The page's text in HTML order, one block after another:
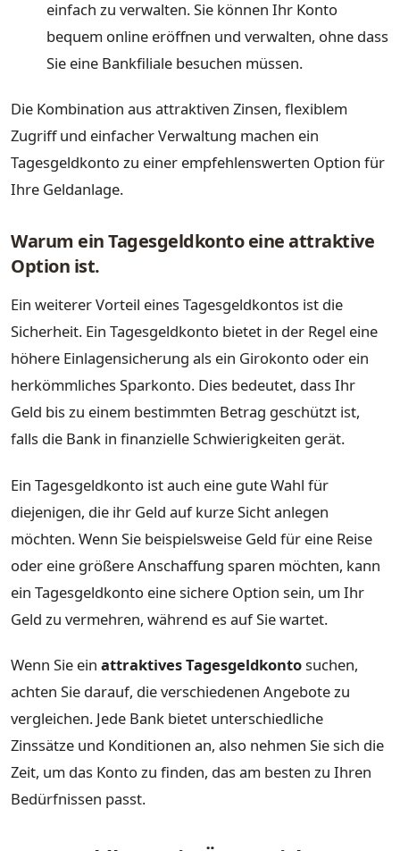
einfach zu verwalten. Sie können Ihr Konto
bequem online eröffnen und verwalten, ohne dass
Sie eine Bankfiliale besuchen müssen.
Die Kombination aus attraktiven Zinsen, flexiblem
Zugriff und einfacher Verwaltung machen ein
Tagesgeldkonto zu einer empfehlenswerten Option für
Ihre Geldanlage.
Warum ein Tagesgeldkonto eine attraktive
Option ist.
Ein weiterer Vorteil eines Tagesgeldkontos ist die
Sicherheit. Ein Tagesgeldkonto bietet in der Regel eine
höhere Einlagensicherung als ein Girokonto oder ein
herkömmliches Sparkonto. Dies bedeutet, dass Ihr
Geld bis zu einem bestimmten Betrag geschützt ist,
falls die Bank in finanzielle Schwierigkeiten gerät.
Ein Tagesgeldkonto ist auch eine gute Wahl für
diejenigen, die ihr Geld auf kurze Sicht anlegen
möchten. Wenn Sie beispielsweise Geld für eine Reise
oder eine größere Anschaffung sparen möchten, kann
ein Tagesgeldkonto eine sichere Option sein, um Ihr
Geld zu vermehren, während es auf Sie wartet.
Wenn Sie ein attraktives Tagesgeldkontosuchen,
achten Sie darauf, die verschiedenen Angebote zu
vergleichen. Jede Bank bietet unterschiedliche
Zinssätze und Konditionen an, also nehmen Sie sich die
Zeit, um das Konto zu finden, das am besten zu Ihren
Bedürfnissen passt.